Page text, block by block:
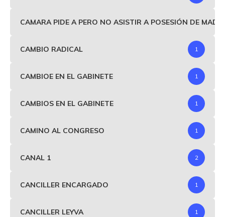
CAMARA PIDE A PERO NO ASISTIR A POSESIÓN DE
CAMBIO RADICAL 1
CAMBIOE EN EL GABINETE 1
CAMBIOS EN EL GABINETE 1
CAMINO AL CONGRESO 1
CANAL 1 2
CANCILLER ENCARGADO 1
CANCILLER LEYVA 1